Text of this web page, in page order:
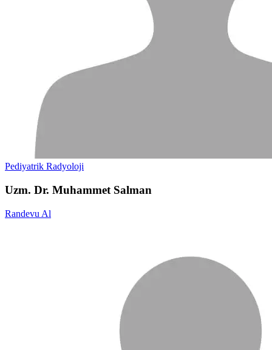
Pediyatrik Radyoloji
Uzm. Dr. Muhammet Salman
Randevu Al